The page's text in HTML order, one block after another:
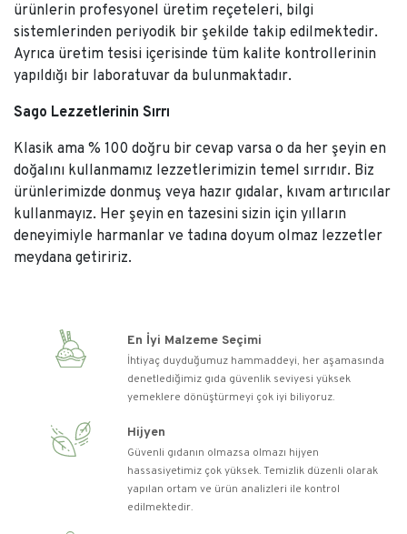
ürünlerin profesyonel üretim reçeteleri, bilgi
sistemlerinden periyodik bir şekilde takip edilmektedir.
Ayrıca üretim tesisi içerisinde tüm kalite kontrollerinin
yapıldığı bir laboratuvar da bulunmaktadır.
Sago Lezzetlerinin Sırrı
Klasik ama % 100 doğru bir cevap varsa o da her şeyin en
doğalını kullanmamız lezzetlerimizin temel sırrıdır. Biz
ürünlerimizde donmuş veya hazır gıdalar, kıvam artırıcılar
kullanmayız. Her şeyin en tazesini sizin için yılların
deneyimiyle harmanlar ve tadına doyum olmaz lezzetler
meydana getiririz.
En İyi Malzeme Seçimi
İhtiyaç duyduğumuz hammaddeyi, her aşamasında
denetlediğimiz gıda güvenlik seviyesi yüksek
yemeklere dönüştürmeyi çok iyi biliyoruz.
Hijyen
Güvenli gıdanın olmazsa olmazı hijyen
hassasiyetimiz çok yüksek. Temizlik düzenli olarak
yapılan ortam ve ürün analizleri ile kontrol
edilmektedir.